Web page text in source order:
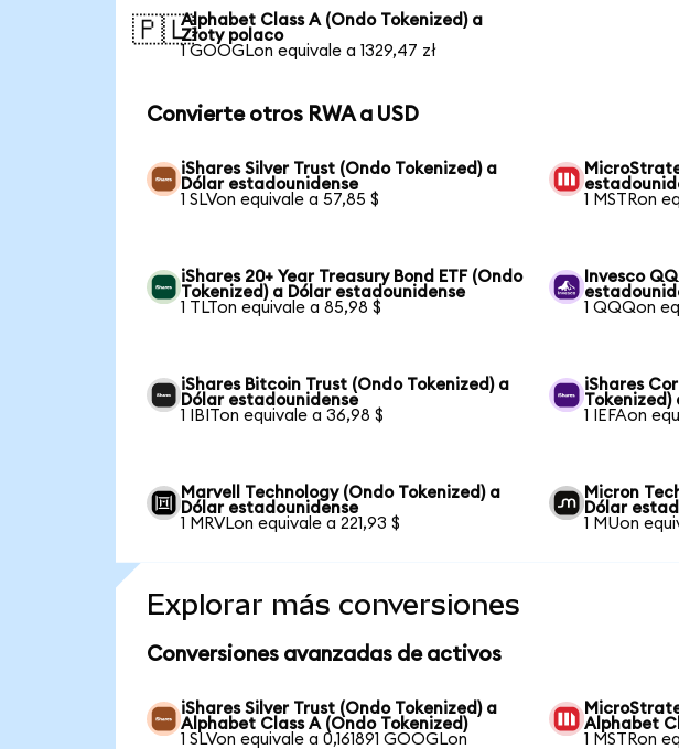
🇵🇱Alphabet Class A (Ondo Tokenized) a
Złoty polaco
1 GOOGLon equivale a 1329,47 zł
Convierte otros RWA a USD
iShares Silver Trust (Ondo Tokenized) a
Dólar estadounidense
1 SLVon equivale a 57,85 $
1 MSTRon
iShares 20+ Year Treasury Bond ETF (Ondo
Tokenized) a Dólar estadounidense
1 TLTon equivale a 85,98 $
Invesco
1 QQQon
iShares Bitcoin Trust (Ondo Tokenized) a
Dólar estadounidense
1 IBITon equivale a 36,98 $
iShares
Tokenized)
1 IEFAon
Marvell Technology (Ondo Tokenized) a
Dólar estadounidense
1 MRVLon equivale a 221,93 $
Micron
Dólar
1 MUon
Explorar más conversiones
Conversiones avanzadas de activos
iShares Silver Trust (Ondo Tokenized) a
Alphabet Class A (Ondo Tokenized)
1 SLVon equivale a 0,161891 GOOGLon
Alphabet
1 MSTRon